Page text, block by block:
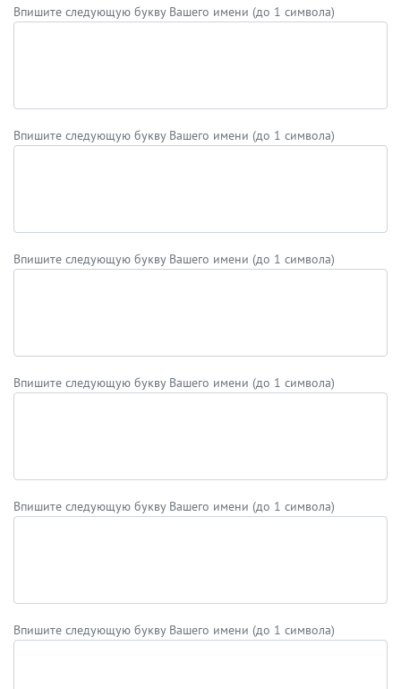
Впишите следующую букву Вашего имени (до 1 символа)
Впишите следующую букву Вашего имени (до 1 символа)
Впишите следующую букву Вашего имени (до 1 символа)
Впишите следующую букву Вашего имени (до 1 символа)
Впишите следующую букву Вашего имени (до 1 символа)
Впишите следующую букву Вашего имени (до 1 символа)